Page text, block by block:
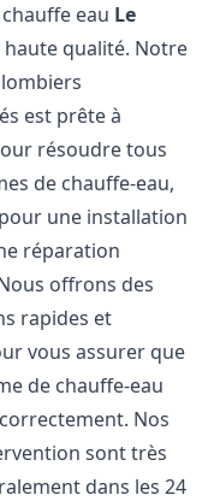
eau Le
haute qualité. Notre
est prête à
résoudre tous
de chauffe-eau,
une installation
réparation
offrons des
rapides et
vous assurer que
de chauffe-eau
Nos
sont très
dans les 24